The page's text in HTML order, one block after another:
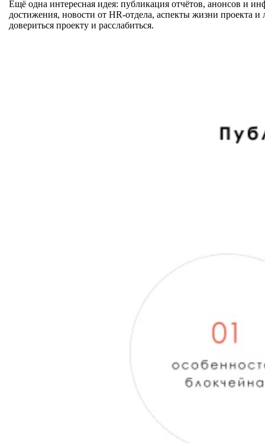
Ещё одна интересная идея: публикация отчётов, анонсов и
достижения, новости от HR-отдела, аспекты жизни проекта
довериться проекту и расслабиться.